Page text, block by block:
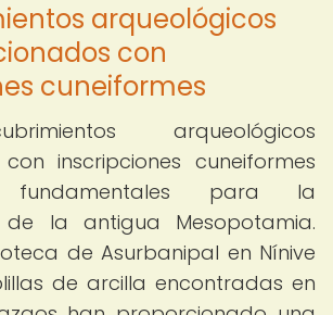
arqueológicos
con
cuneiformes
arqueológicos
inscripciones cuneiformes
para la
de la antigua Mesopotamia.
de Asurbanipal en Nínive
de arcilla encontradas en